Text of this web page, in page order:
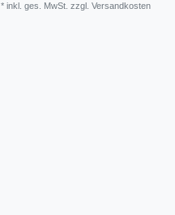
* inkl. ges. MwSt. zzgl. Versandkosten